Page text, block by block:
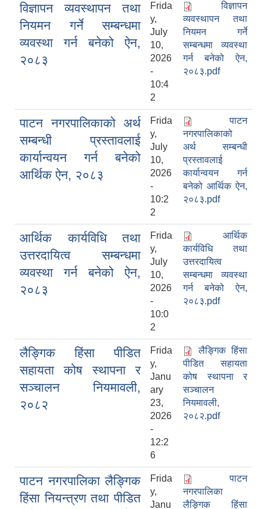
विज्ञापन व्यवस्थापन तथा
नियमन गर्ने सम्बन्धमा
व्यवस्था गर्न बनेको ऐन,
२०८३
Frida
y,
July
10,
2026
-
10:4
2
विज्ञापन
व्यवस्थापन तथा
नियमन गर्ने
सम्बन्धमा व्यवस्था
गर्न बनेको ऐन,
२०८३.pdf
पाटन नगरपालिकाको अर्थ
सम्बन्धी प्रस्तावलाई
कार्यान्वयन गर्न बनेको
आर्थिक ऐन, २०८३
Frida
y,
July
10,
2026
-
10:2
2
पाटन
नगरपालिकाको
अर्थ सम्बन्धी
प्रस्तावलाई
कार्यान्वयन गर्न
बनेको आर्थिक ऐन,
२०८३.pdf
आर्थिक कार्यविधि तथा
उत्तरदायित्व सम्बन्धमा
व्यवस्था गर्न बनेको ऐन,
२०८३
Frida
y,
July
10,
2026
-
10:0
2
आर्थिक
कार्यविधि तथा
उत्तरदायित्व
सम्बन्धमा व्यवस्था
गर्न बनेको ऐन,
२०८३.pdf
लैङ्गिक हिंसा पीडित
सहायता कोष स्थापना र
सञ्‍चालन नियमावली,
२०८२
Frida
y,
Janu
ary
23,
2026
-
12:2
6
लैङ्गिक हिंसा
पीडित सहायता
कोष स्थापना र
सञ्‍चालन
नियमावली,
२०८२.pdf
पाटन नगरपालिका लैङ्गिक
हिंसा नियन्त्रण तथा पीडित
Frida
y,
Janu
पाटन
नगरपालिका
लैङ्गिक हिंसा